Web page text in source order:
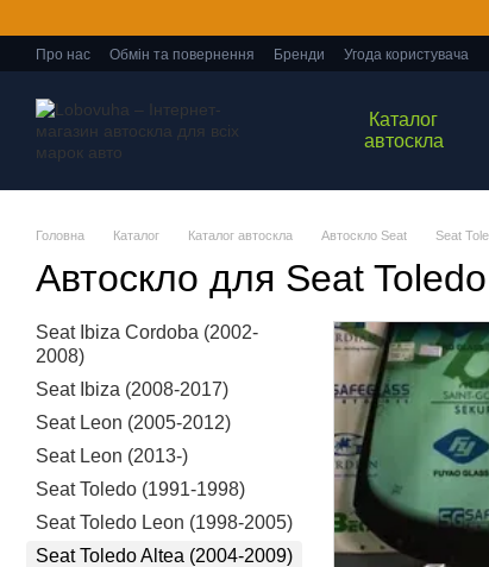
Про нас Обмін та повернення Бренди Угода користувача
Каталог
автоскла
Головна Каталог Каталог автоскла Автоскло Seat Seat
Автоскло для Seat
Seat Ibiza Cordoba (2002-
2008)
Seat Ibiza (2008-2017)
Seat Leon (2005-2012)
Seat Leon (2013-)
Seat Toledo (1991-1998)
Seat Toledo Leon (1998-2005)
Seat Toledo Altea (2004-2009)